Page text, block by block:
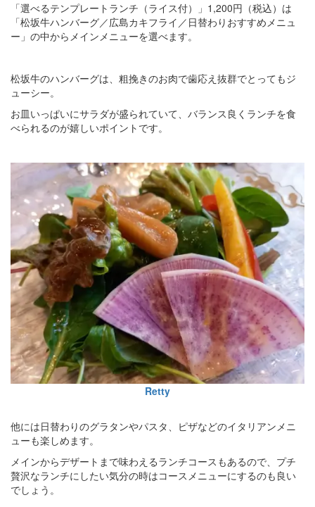
「選べるテンプレートランチ（ライス付）」1,200円（税込）は
「松坂牛ハンバーグ／広島カキフライ／日替わりおすすめメニュ
ー」の中からメインメニューを選べます。
松坂牛のハンバーグは、粗挽きのお肉で歯応え抜群でとってもジ
ューシー。
お皿いっぱいにサラダが盛られていて、バランス良くランチを食
べられるのが嬉しいポイントです。
Retty
他には日替わりのグラタンやパスタ、ピザなどのイタリアンメニ
ューも楽しめます。
メインからデザートまで味わえるランチコースもあるので、プチ
贅沢なランチにしたい気分の時はコースメニューにするのも良い
でしょう。